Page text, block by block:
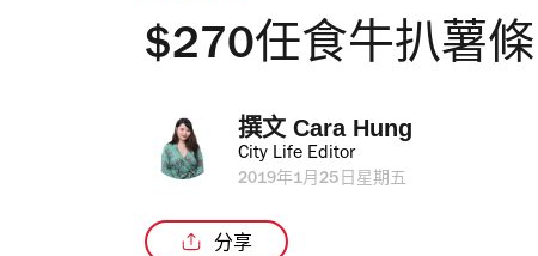
$270任食牛扒薯
撰文 Cara Hung
City Life Editor
2019年1月25日星期五
分享